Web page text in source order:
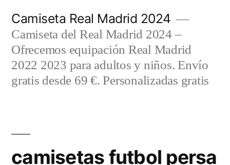
contenido
Camiseta Real Madrid 2024
Camiseta del Real Madrid 2024 –
Ofrecemos equipación Real Madrid
2022 2023 para adultos y niños. Envío
gratis desde 69 €. Personalizadas gratis
camisetas futbol persa